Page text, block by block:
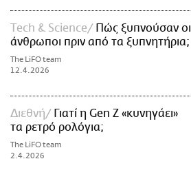
Τech & Science
Πώς ξυπνούσαν οι
άνθρωποι πριν από τα ξυπνητήρια;
The LiFO team
12.4.2026
Διεθνή
Γιατί η Gen Z «κυνηγάει»
τα ρετρό ρολόγια;
The LiFO team
2.4.2026